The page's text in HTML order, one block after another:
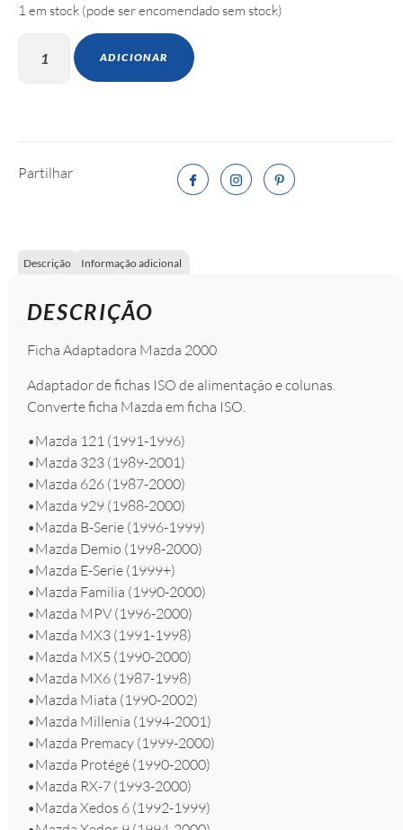
1 em stock (pode ser encomendado sem stock)
ADICIONAR
Partilhar
Descrição Informação adicional
DESCRIÇÃO
Ficha Adaptadora Mazda 2000
Adaptador de fichas ISO de alimentação e colunas.
Converte ficha Mazda em ficha ISO.
•Mazda 121 (1991-1996)
•Mazda 323 (1989-2001)
•Mazda 626 (1987-2000)
•Mazda 929 (1988-2000)
•Mazda B-Serie (1996-1999)
•Mazda Demio (1998-2000)
•Mazda E-Serie (1999+)
•Mazda Familia (1990-2000)
•Mazda MPV (1996-2000)
•Mazda MX3 (1991-1998)
•Mazda MX5 (1990-2000)
•Mazda MX6 (1987-1998)
•Mazda Miata (1990-2002)
•Mazda Millenia (1994-2001)
•Mazda Premacy (1999-2000)
•Mazda Protégé (1990-2000)
•Mazda RX-7 (1993-2000)
•Mazda Xedos 6 (1992-1999)